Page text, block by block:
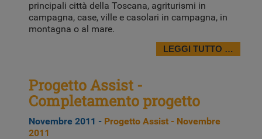
principali città della Toscana, agriturismi in
campagna, case, ville e casolari in campagna, in
montagna o al mare.
LEGGI TUTTO …
Progetto Assist -
Completamento progetto
Novembre 2011 - Progetto Assist - Novembre
2011